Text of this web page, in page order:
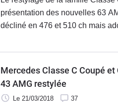
présentation des nouvelles 63
décliné en 476 et 510 ch mais
Mercedes Classe C Coupé
43 AMG restylée
Le 21/03/2018 37